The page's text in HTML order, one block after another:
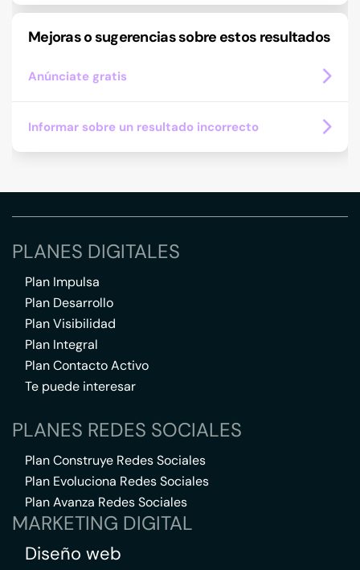
Mejoras o sugerencias sobre estos resultados
Anúnciate gratis
Informar sobre un resultado incorrecto
PLANES DIGITALES
Plan Impulsa
Plan Desarrollo
Plan Visibilidad
Plan Integral
Plan Contacto Activo
Te puede interesar
PLANES REDES SOCIALES
Plan Construye Redes Sociales
Plan Evoluciona Redes Sociales
Plan Avanza Redes Sociales
MARKETING DIGITAL
Diseño web